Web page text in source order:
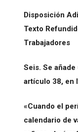
Disposición
Texto
Trabajadores
Seis. Se
artículo 38, en
«Cuando el
calendario de